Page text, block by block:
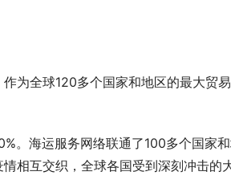
为全球120多个国家和地区的最大贸
。海运服务网络联通了100多个国家
相互交织，全球各国受到深刻冲击的
中医肿瘤理念